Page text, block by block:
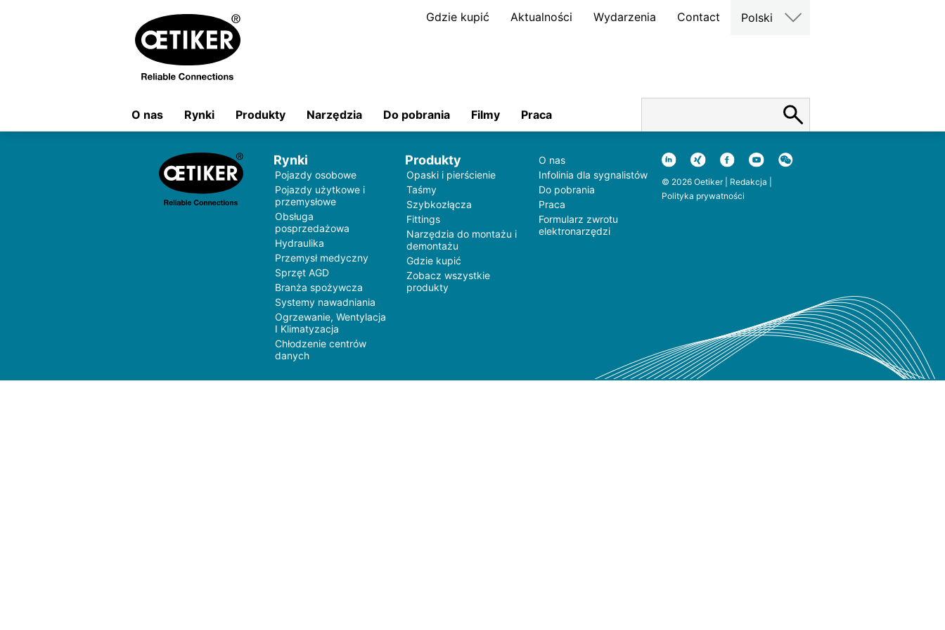
Gdzie kupić Aktualności Wydarzenia Contact Polski
O nas Rynki Produkty Narzędzia Do pobrania Filmy Praca
Rynki
Pojazdy osobowe
Pojazdy użytkowe i
przemysłowe
Obsługa
posprzedażowa
Hydraulika
Przemysł medyczny
Sprzęt AGD
Branża spożywcza
Systemy nawadniania
Ogrzewanie, Wentylacja
I Klimatyzacja
Chłodzenie centrów
danych
Produkty
Opaski i pierścienie
Taśmy
Szybkozłącza
Fittings
Narzędzia do montażu i
demontażu
Gdzie kupić
Zobacz wszystkie
produkty
O nas
Infolinia dla sygnalistów
Do pobrania
Praca
Formularz zwrotu
elektronarzędzi
© 2026 Oetiker | Redakcja
Polityka prywatności